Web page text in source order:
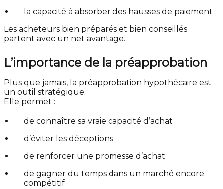
la capacité à absorber des hausses de paiement
Les acheteurs bien préparés et bien conseillés
partent avec un net avantage.
L’importance de la préapprobation
Plus que jamais, la préapprobation hypothécaire est
un outil stratégique.
Elle permet :
de connaître sa vraie capacité d’achat
d’éviter les déceptions
de renforcer une promesse d’achat
de gagner du temps dans un marché encore
compétitif